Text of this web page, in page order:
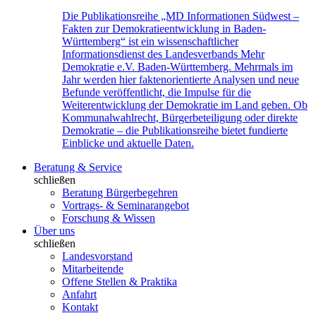
Die Publikationsreihe „MD Informationen Südwest –
Fakten zur Demokratieentwicklung in Baden-
Württemberg“ ist ein wissenschaftlicher
Informationsdienst des Landesverbands Mehr
Demokratie e.V. Baden-Württemberg. Mehrmals im
Jahr werden hier faktenorientierte Analysen und neue
Befunde veröffentlicht, die Impulse für die
Weiterentwicklung der Demokratie im Land geben. Ob
Kommunalwahlrecht, Bürgerbeteiligung oder direkte
Demokratie – die Publikationsreihe bietet fundierte
Einblicke und aktuelle Daten.
Beratung & Service
schließen
Beratung Bürgerbegehren
Vortrags- & Seminarangebot
Forschung & Wissen
Über uns
schließen
Landesvorstand
Mitarbeitende
Offene Stellen & Praktika
Anfahrt
Kontakt